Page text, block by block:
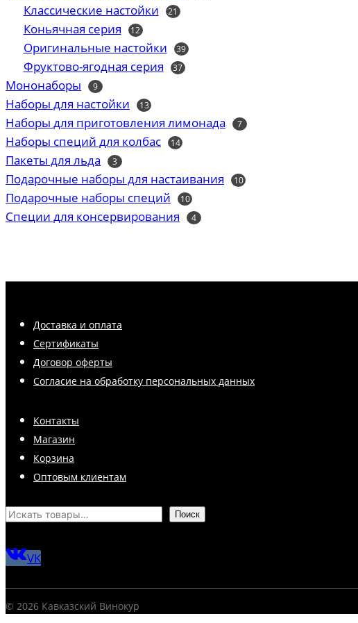
Классические настойки 2121
Коньячная серия 1212
товаров
Оригинальные настойки 3939
Фруктово-ягодная серия 3737
Мононаборы 99
товаров
Наборы для настойки 1313
Наборы для приготовления лимонада 77
Наборы специй для колбас 1414
Пакеты для льда 3 3
Подарочные наборы для настаивания 1010
Подарочные наборы специй 1010
товаров
Специи для консервирования 44
Доставка и оплата
Сертификаты
Договор оферты
Согласие на обработку персональных данных
Контакты
Магазин
Корзина
Оптовым клиентам
Поиск
VK
© 2026 Кавказский Винокур